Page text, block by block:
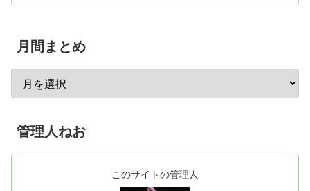
月間まとめ
管理人ねお
このサイトの管理人